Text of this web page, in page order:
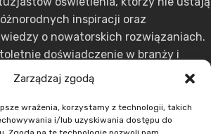
Zarządzaj zgodą
wrażenia, korzystamy z technologii, takich
i/lub uzyskiwania dostępu do
inspiracji oraz
o nowatorskich rozwiązaniach.
doświadczenie w branży i
60-406 Poznań